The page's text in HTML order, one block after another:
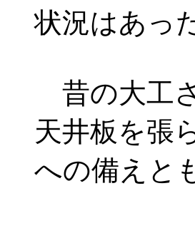
状況はあっ
昔の大工
天井板を張
への備えと